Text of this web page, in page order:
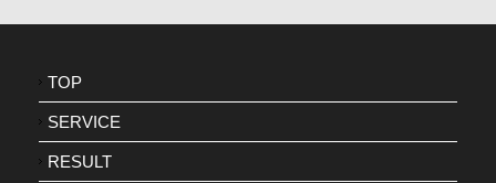
TOP
SERVICE
RESULT